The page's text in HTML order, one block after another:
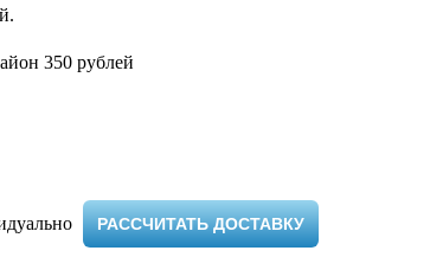
350 рублей
РАССЧИТАТЬ ДОСТАВКУ